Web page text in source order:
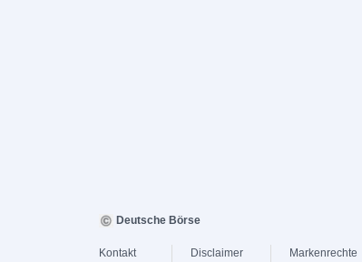
Deutsche Börse
Kontakt
Disclaimer
Markenrechte